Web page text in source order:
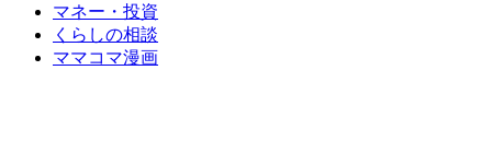
マネー・投資
くらしの相談
ママコマ漫画